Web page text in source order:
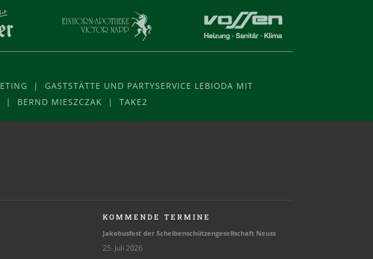
| GASTSTÄTTE UND PARTYSERVICE LEBIODA MIT
| BERND MIESZCZAK | TAKE2
KOMMENDE TERMINE
Jako­bus­fest der Schei­ben­schüt­zen­ge­sell­schaft Neuss
25. Juli 2026